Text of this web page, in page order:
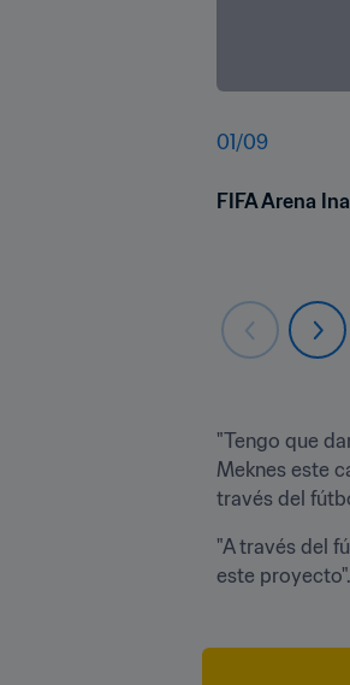
01/09
FIFA Arena
"Tengo que
Meknes este
través del
"A través del
este proyecto".